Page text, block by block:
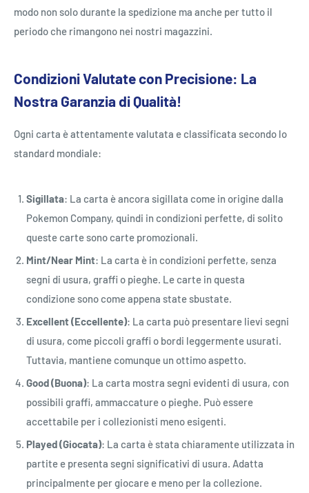
modo non solo durante la spedizione ma anche per tutto il
periodo che rimangono nei nostri magazzini.
Condizioni Valutate con Precisione: La
Nostra Garanzia di Qualità!
Ogni carta è attentamente valutata e classificata secondo lo
standard mondiale:
Sigillata: La carta è ancora sigillata come in origine dalla
Pokemon Company, quindi in condizioni perfette, di solito
queste carte sono carte promozionali.
Mint/Near Mint: La carta è in condizioni perfette, senza
segni di usura, graffi o pieghe. Le carte in questa
condizione sono come appena state sbustate.
Excellent (Eccellente): La carta può presentare lievi segni
di usura, come piccoli graffi o bordi leggermente usurati.
Tuttavia, mantiene comunque un ottimo aspetto.
Good (Buona): La carta mostra segni evidenti di usura, con
possibili graffi, ammaccature o pieghe. Può essere
accettabile per i collezionisti meno esigenti.
Played (Giocata): La carta è stata chiaramente utilizzata in
partite e presenta segni significativi di usura. Adatta
principalmente per giocare e meno per la collezione.